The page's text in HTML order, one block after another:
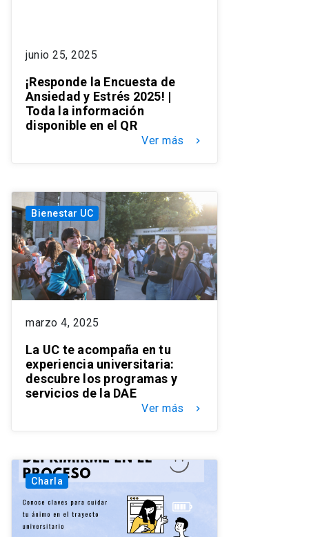
junio 25, 2025
¡Responde la Encuesta de
Ansiedad y Estrés 2025! |
Toda la información
disponible en el QR
Ver más keyboard_arrow_right
Bienestar UC
marzo 4, 2025
La UC te acompaña en tu
experiencia universitaria:
descubre los programas y
servicios de la DAE
Ver más keyboard_arrow_right
Charla